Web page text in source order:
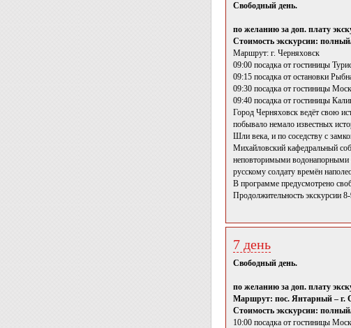
Свободный день.
по желанию за доп. плату
Стоимость экскурсии:
Маршрут: г. Черняховск
09:00 посадка от гостиницы
09:15 посадка от остановки
09:30 посадка от гостиницы
09:40 посадка от гостиницы
Город Черняховск ведёт свою
побывало немало известных
Шли века, и по соседству с
Михайловский кафедральный
неповторимыми
русскому солдату времён
В программе предусмотрено
Продолжительность экскурсии
7 день
Свободный день.
по желанию за доп. плату
Маршрут: пос. Янтарный – г.
Стоимость экскурсии:
10:00 посадка от гостиницы